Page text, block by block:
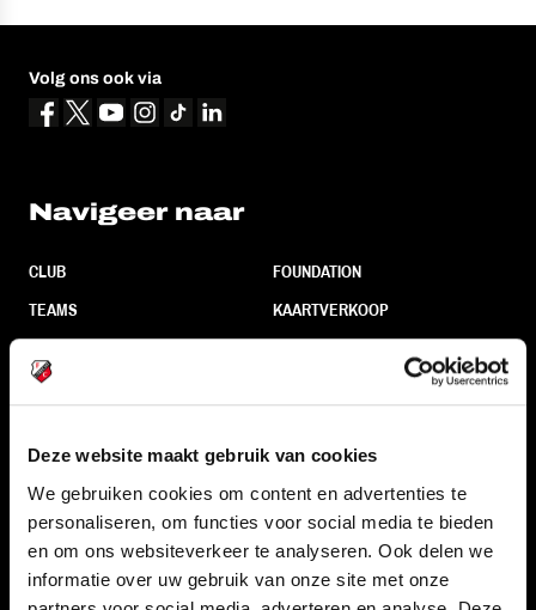
Deze website maakt gebruik van cookies
We gebruiken cookies om content en advertenties te
personaliseren, om functies voor social media te bieden
en om ons websiteverkeer te analyseren. Ook delen we
informatie over uw gebruik van onze site met onze
Volg ons ook via
Navigeer naar
CLUB
TEAMS
SUPPORTERS
FOUNDATION
KAARTVERKOOP
Informatie
VEELGESTELDE VRAGEN
CONTACT